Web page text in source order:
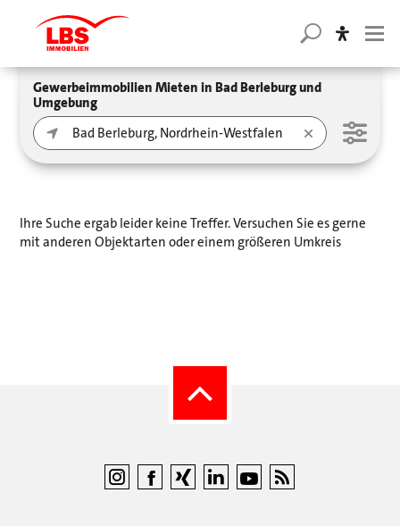
Gewerbeimmobilien Mieten in Bad Berleburg und
Umgebung
Ihre Suche ergab leider keine Treffer. Versuchen Sie es gerne
mit anderen Objektarten oder einem größeren Umkreis